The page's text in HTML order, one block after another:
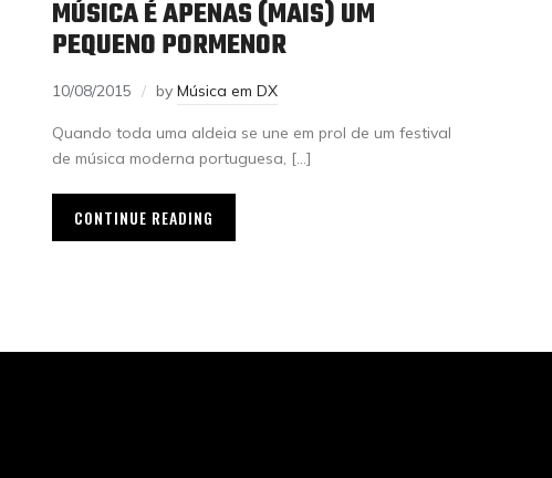
MÚSICA É APENAS (MAIS) UM
PEQUENO PORMENOR
10/08/2015 by Música em DX
Quando toda uma aldeia se une em prol de um festival
de música moderna portuguesa, […]
CONTINUE READING